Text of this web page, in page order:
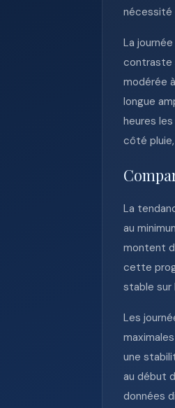
nécessité
La
contraste
modérée
longue
heures
côté
La
au
montent
cette
stable sur
Les
une
au début
données